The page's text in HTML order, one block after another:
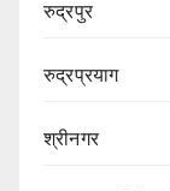
रुद्रपुर
रुद्रप्रयाग
श्रीनगर